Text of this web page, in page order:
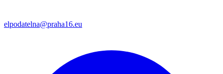
elpodatelna@praha16.eu